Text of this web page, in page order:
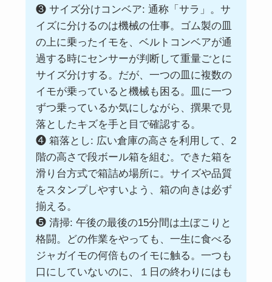
❸ サイズ分けコンベア: 通称「サラ」。サ
イズに分けるのは機械の仕事。ゴム製の皿
の上に乗ったイモを、ベルトコンベアが通
過する時にセンサーが判断して重量ごとに
サイズ分けする。だが、一つの皿に複数の
イモが乗っていると機械も困る。皿に一つ
ずつ乗っているか気にしながら、撰果で見
落としたキズを手と目で確認する。
❹ 箱落とし: 広い倉庫の高さを利用して、2
階の高さで段ボール箱を組む。できた箱を
滑り台方式で箱詰め場所に。サイズや品質
をスタンプしやすいよう、箱の向きは必ず
揃える。
❺ 清掃: 午後の最後の15分間は土ぼこりと
格闘。どの作業をやっても、一生に食べる
ジャガイモの何倍ものイモに触る。一つも
口にしていないのに、１日の終わりにはも